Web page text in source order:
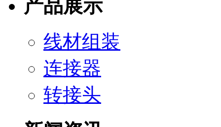
产品展示
线材组装
连接器
转接头